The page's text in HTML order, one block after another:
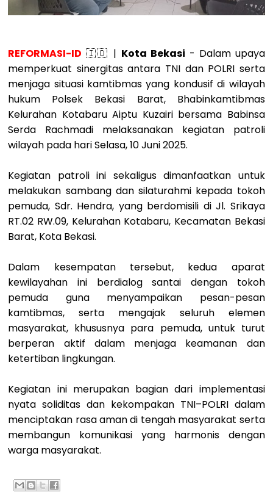
REFORMASI-ID 🇮🇩 | Kota Bekasi - Dalam upaya
memperkuat sinergitas antara TNI dan POLRI serta
menjaga situasi kamtibmas yang kondusif di wilayah
hukum Polsek Bekasi Barat, Bhabinkamtibmas
Kelurahan Kotabaru Aiptu Kuzairi bersama Babinsa
Serda Rachmadi melaksanakan kegiatan patroli
wilayah pada hari Selasa, 10 Juni 2025.
Kegiatan patroli ini sekaligus dimanfaatkan untuk
melakukan sambang dan silaturahmi kepada tokoh
pemuda, Sdr. Hendra, yang berdomisili di Jl. Srikaya
RT.02 RW.09, Kelurahan Kotabaru, Kecamatan Bekasi
Barat, Kota Bekasi.
Dalam kesempatan tersebut, kedua aparat
kewilayahan ini berdialog santai dengan tokoh
pemuda guna menyampaikan pesan-pesan
kamtibmas, serta mengajak seluruh elemen
masyarakat, khususnya para pemuda, untuk turut
berperan aktif dalam menjaga keamanan dan
ketertiban lingkungan.
Kegiatan ini merupakan bagian dari implementasi
nyata soliditas dan kekompakan TNI–POLRI dalam
menciptakan rasa aman di tengah masyarakat serta
membangun komunikasi yang harmonis dengan
warga masyarakat.